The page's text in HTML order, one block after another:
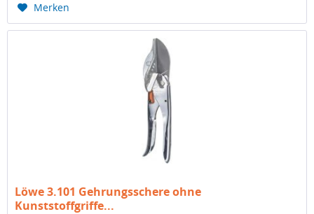
Merken
Löwe 3.101 Gehrungsschere ohne
Kunststoffgriffe...